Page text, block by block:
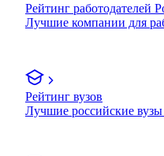
Рейтинг работодателей
Лучшие компании для
Рейтинг вузов
Лучшие российские